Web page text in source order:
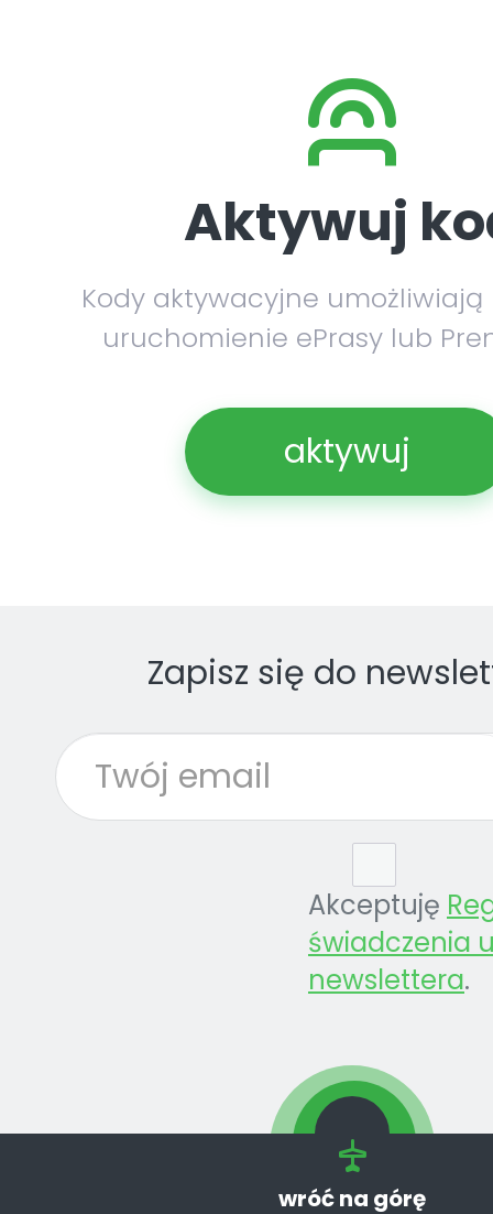
Aktywuj
Kody aktywacyjne umożliwiają
uruchomienie ePrasy lub
aktywuj
Zapisz się do
Akceptuję
świadczenia
newslettera.
wróć na górę